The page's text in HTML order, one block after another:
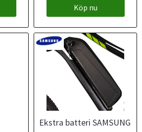
Köp nu
Ekstra batteri SAMSUNG